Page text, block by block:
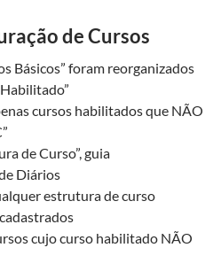
de Cursos
Básicos” foram reorganizados
cursos habilitados que NÃO
de Curso”, guia
Diários
estrutura de curso
cujo curso habilitado NÃO